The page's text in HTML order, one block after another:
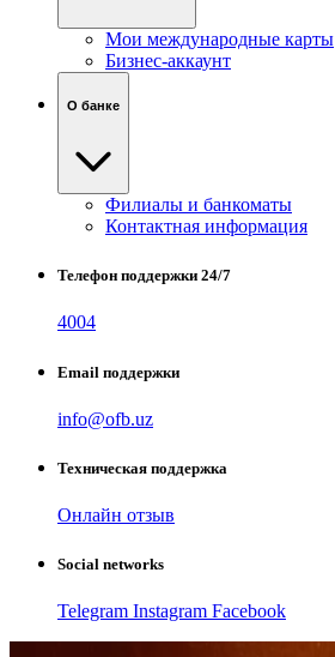
Мои международные карты
Бизнес-аккаунт
О банке
Филиалы и банкоматы
Контактная информация
Телефон поддержки 24/7
4004
Email поддержки
info@ofb.uz
Техническая поддержка
Онлайн отзыв
Social networks
Telegram Instagram Facebook